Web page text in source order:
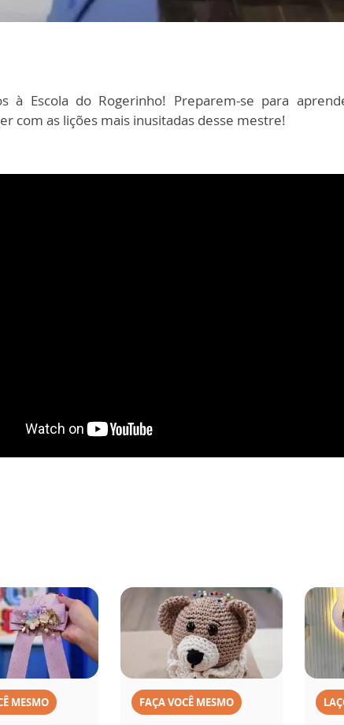
à Escola do Rogerinho! Preparem-se para
com as lições mais inusitadas desse mestre!
MESMO FAÇA VOCÊ MESMO